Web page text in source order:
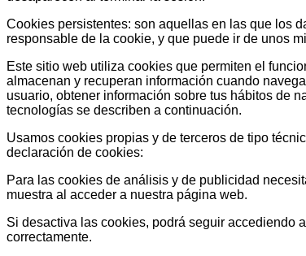
Cookies persistentes: son aquellas en las que los
responsable de la cookie, y que puede ir de unos
Este sitio web utiliza cookies que permiten el
almacenan y recuperan información cuando
usuario, obtener información sobre tus hábitos de
tecnologías se describen a continuación.
Usamos cookies propias y de terceros de tipo
declaración de cookies:
Para las cookies de análisis y de publicidad
muestra al acceder a nuestra página web.
Si desactiva las cookies, podrá seguir accediendo
correctamente.